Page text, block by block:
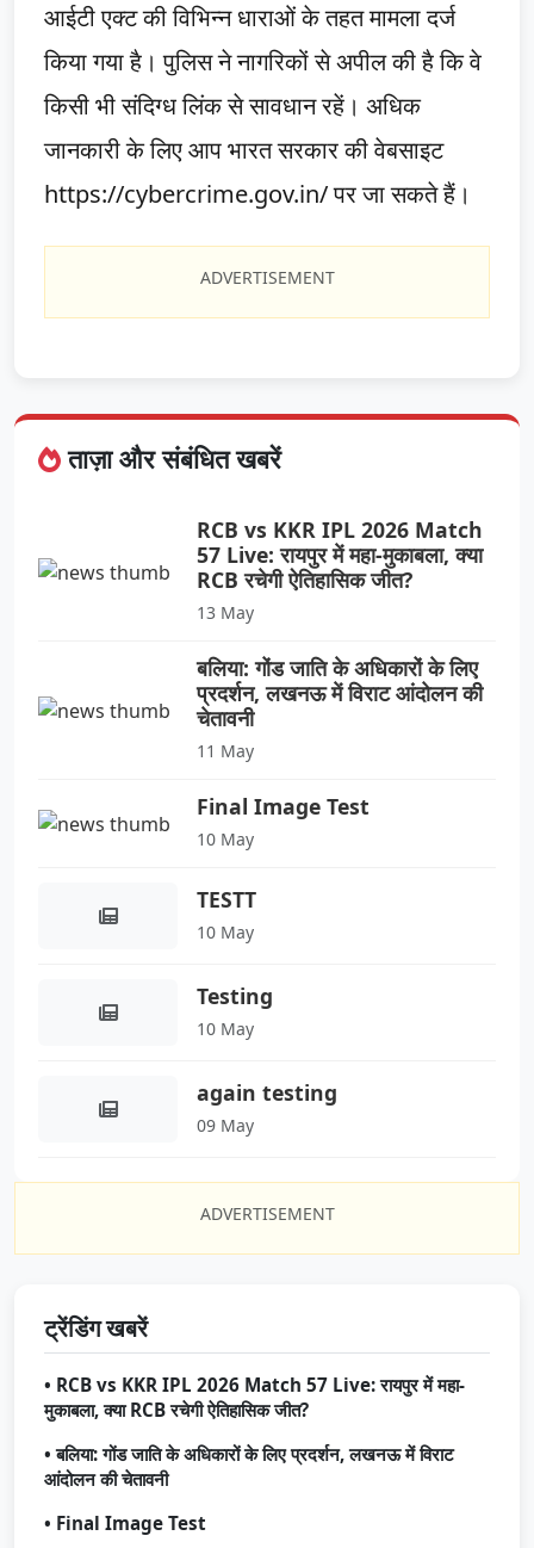
आईटी एक्ट की विभिन्न धाराओं के तहत मामला दर्ज
किया गया है। पुलिस ने नागरिकों से अपील की है कि वे
किसी भी संदिग्ध लिंक से सावधान रहें। अधिक
जानकारी के लिए आप भारत सरकार की वेबसाइट
https://cybercrime.gov.in/ पर जा सकते हैं।
ADVERTISEMENT
ताज़ा और संबंधित खबरें
RCB vs KKR IPL 2026 Match
57 Live: रायपुर में महा-मुकाबला, क्या
RCB रचेगी ऐतिहासिक जीत?
13 May
बलिया: गोंड जाति के अधिकारों के लिए
प्रदर्शन, लखनऊ में विराट आंदोलन की
चेतावनी
11 May
Final Image Test
10 May
TESTT
10 May
Testing
10 May
again testing
09 May
ADVERTISEMENT
ट्रेंडिंग खबरें
• RCB vs KKR IPL 2026 Match 57 Live: रायपुर में महा-
मुकाबला, क्या RCB रचेगी ऐतिहासिक जीत?
• बलिया: गोंड जाति के अधिकारों के लिए प्रदर्शन, लखनऊ में विराट
आंदोलन की चेतावनी
• Final Image Test